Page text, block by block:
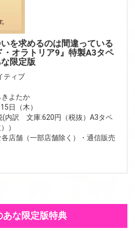
いを求めるのは間違っている
・オラトリア9』特製A3タペ
限定版
ティブ
きよたか
日（木）
(内訳 文庫:620円（税抜）A3タペ
）
各店舗 （一部店舗除く）・ 通信販売
あな限定版特典